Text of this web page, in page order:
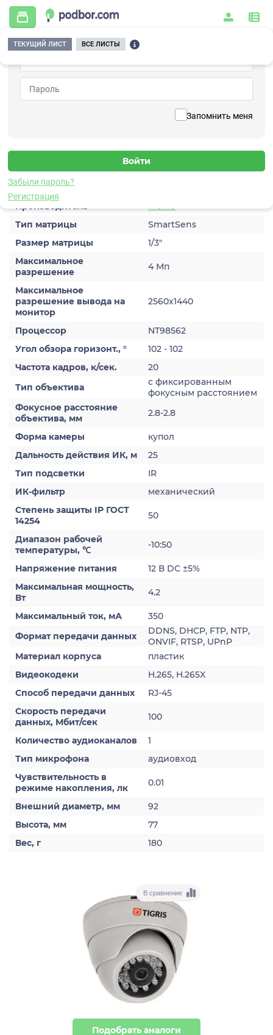
Запомнить меня
Забыли пароль?
Регистрация
ТЕКУЩИЙ ЛИСТ ВСЕ ЛИСТЫ
Главная / Видеонаблюдение / Видеокамеры / IP / TGB-IPD03
Вернуться к списку
Видеокамера IP
Характеристики
Производитель
TIGRIS
Тип матрицы
SmartSens
Размер матрицы
1/3″
Максимальное
разрешение
4 Мп
Максимальное
разрешение вывода на
монитор
2560x1440
Процессор
NT98562
Угол обзора горизонт., °
102 - 102
Частота кадров, к/сек.
20
Тип объектива
с фиксированным
фокусным расстоянием
Фокусное расстояние
объектива, мм
2.8-2.8
Форма камеры
купол
Дальность действия ИК, м
25
Тип подсветки
IR
ИК-фильтр
механический
Степень защиты IP ГОСТ
14254
50
Диапазон рабочей
температуры, ℃
-10:50
Напряжение питания
12 В DC ±5%
Максимальная мощность,
Вт
4.2
Максимальный ток, мА
350
Формат передачи данных
DDNS, DHCP, FTP, NTP,
ONVIF, RTSP, UPnP
Материал корпуса
пластик
Видеокодеки
H.265, H.265X
Способ передачи данных
RJ-45
Скорость передачи
данных, Мбит/сек
100
Количество аудиоканалов
1
Тип микрофона
аудиовход
Чувствительность в
режиме накопления, лк
0.01
Внешний диаметр, мм
92
Высота, мм
77
Вес, г
180
В сравнение
Подобрать аналоги